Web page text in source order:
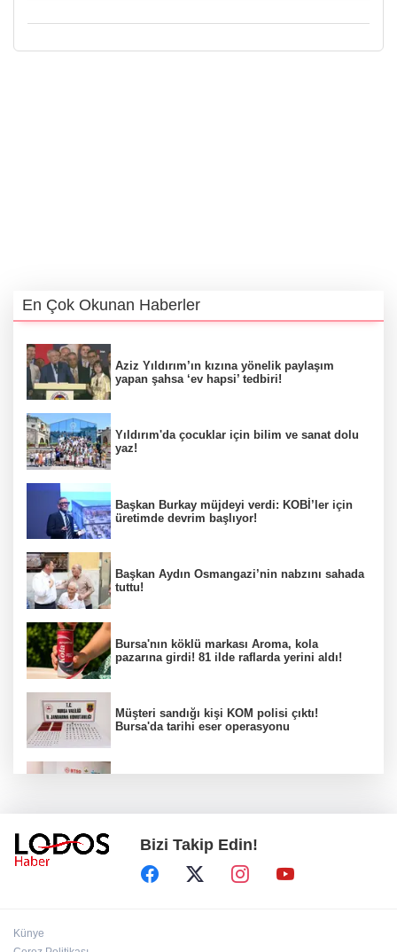
En Çok Okunan Haberler
Aziz Yıldırım’ın kızına yönelik paylaşım
yapan şahsa ‘ev hapsi’ tedbiri!
Yıldırım'da çocuklar için bilim ve sanat dolu
yaz!
Başkan Burkay müjdeyi verdi: KOBİ’ler için
üretimde devrim başlıyor!
Başkan Aydın Osmangazi’nin nabzını sahada
tuttu!
Bursa'nın köklü markası Aroma, kola
pazarına girdi! 81 ilde raflarda yerini aldı!
Müşteri sandığı kişi KOM polisi çıktı!
Bursa'da tarihi eser operasyonu
Yıldırım Belediyesi'nden uluslararası
geleceğe taşınacak!
Bizi Takip Edin!
Künye